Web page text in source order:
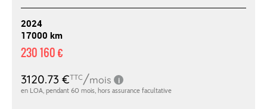
2024
17000 km
230 160 €